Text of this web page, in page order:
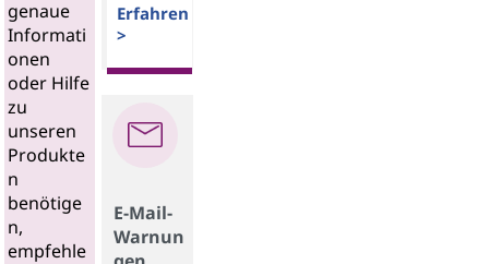
genaue
Informati
onen
oder Hilfe
zu
unseren
Produkte
n
benötige
n,
empfehle
Erfahren
>
E-Mail-
Warnun